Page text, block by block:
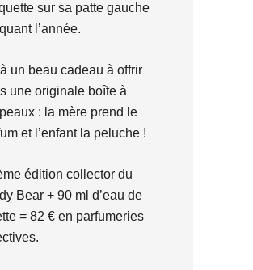
sur sa patte gauche
l’année.
un beau cadeau à offrir
une originale boîte à
: la mère prend le
et l’enfant la peluche !
édition collector du
Bear + 90 ml d’eau de
= 82 € en parfumeries